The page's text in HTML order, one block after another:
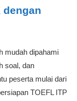
dengan
mudah dipahami
soal, dan
peserta mulai dari
TOEFL ITP